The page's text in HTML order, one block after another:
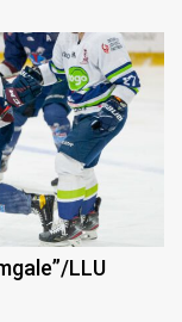
LLU